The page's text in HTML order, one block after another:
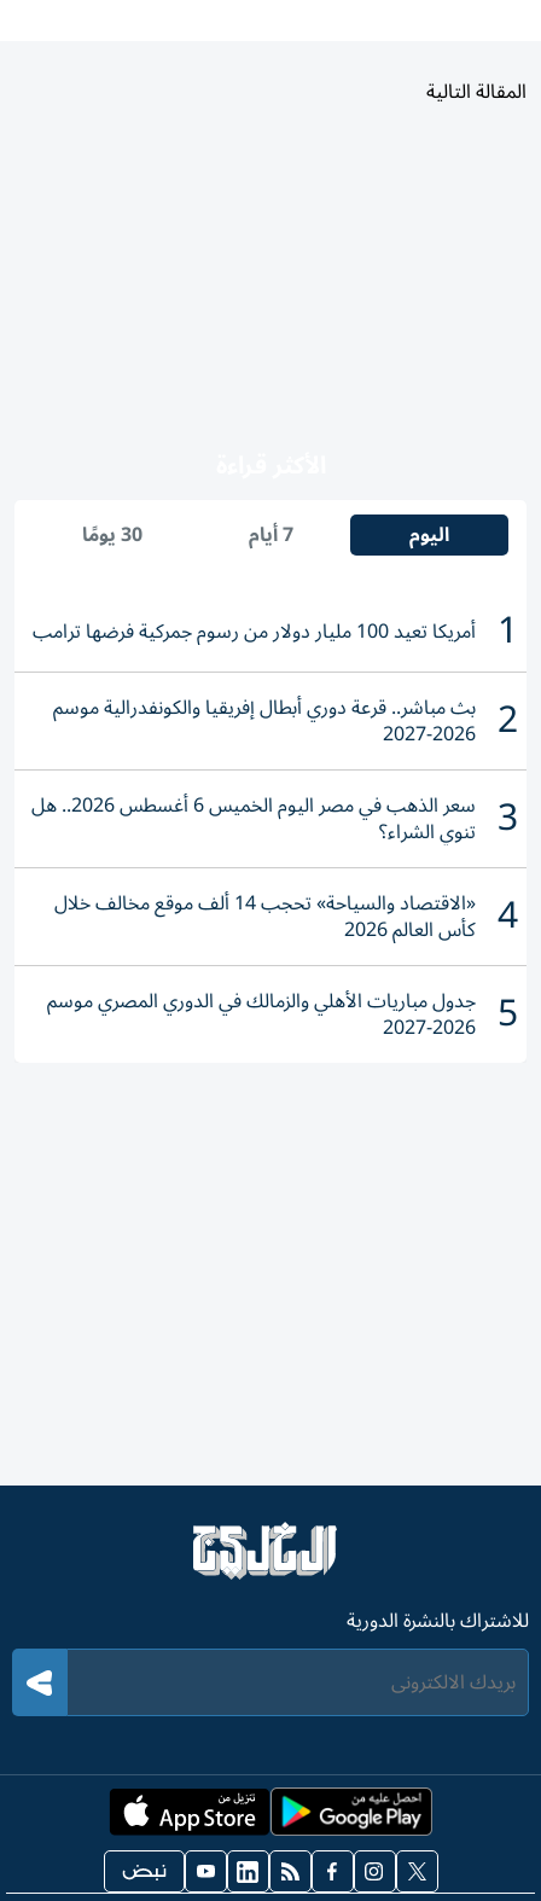
المقالة التالية
اليوم 7 أيام 30 يومًا
1 أمريكا تعيد 100 مليار دولار من رسوم جمركية فرضها ترامب
2 بث مباشر.. قرعة دوري أبطال إفريقيا والكونفدرالية موسم
2026-2027
3 سعر الذهب في مصر اليوم الخميس 6 أغسطس 2026.. هل
تنوي الشراء؟
4 «الاقتصاد والسياحة» تحجب 14 ألف موقع مخالف خلال
كأس العالم 2026
5 جدول مباريات الأهلي والزمالك في الدوري المصري موسم
2026-2027
للاشتراك بالنشرة الدورية